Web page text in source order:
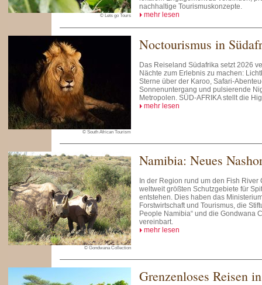
© Lets go Tours
nachhaltige Tourismuskonzepte.
mehr lesen
© South African Tourism
Noctourismus in
Das Reiseland Südafrika setzt 2026
Nächte zum Erlebnis zu machen:
Sterne über der Karoo, Safari-
Sonnenuntergang und pulsierende
Metropolen. SÜD-AFRIKA stellt die
mehr lesen
© Gondwana Collection
Namibia: Neues
In der Region rund um den Fish
weltweit größten Schutzgebiete für
entstehen. Dies haben das
Forstwirtschaft und Tourismus, die
People Namibia“ und die Gondwana
vereinbart.
mehr lesen
Grenzenloses Reisen